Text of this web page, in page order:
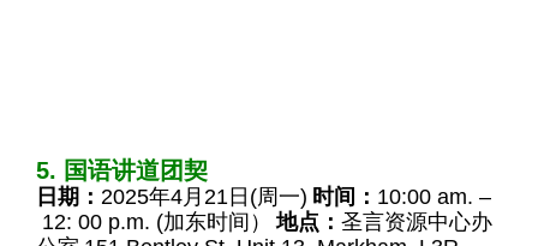
5. 国语讲道团契
日期： 2025年4月21日(周一) 时间： 10:00 am. –
12: 00 p.m. (加东时间）
地点： 圣言资源中心办